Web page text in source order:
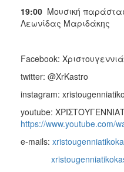
19:00 Μουσική
Λεωνίδας Μαριδάκης
Facebook:
twitter: @XrKastro
instagram:
youtube:
https://www.youtube.com/
e-mails: